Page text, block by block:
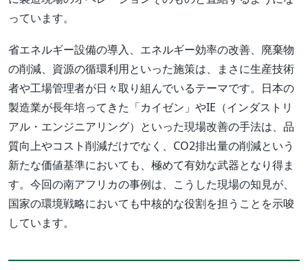
っています。
省エネルギー設備の導入、エネルギー効率の改善、廃棄物
の削減、資源の循環利用といった施策は、まさに生産技術
者や工場管理者が日々取り組んでいるテーマです。日本の
製造業が長年培ってきた「カイゼン」やIE（インダストリ
アル・エンジニアリング）といった現場改善の手法は、品
質向上やコスト削減だけでなく、CO2排出量の削減という
新たな価値基準においても、極めて有効な武器となり得ま
す。今回の南アフリカの事例は、こうした現場の知見が、
国家の環境戦略においても中核的な役割を担うことを示唆
しています。